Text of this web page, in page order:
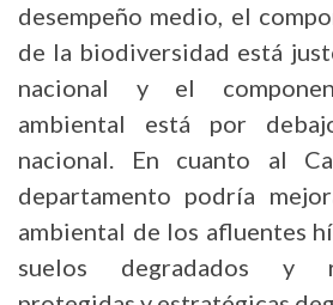
desempeño medio, el
de la biodiversidad está
nacional y el
ambiental está por
nacional. En cuanto al
departamento podría
ambiental de los afluentes
suelos degradados y